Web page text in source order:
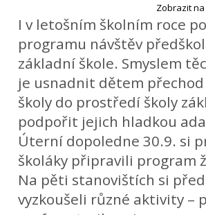
Zobrazit
I v letošním školním roce
programu návštěv
základní škole. Smyslem
je usnadnit dětem
školy do prostředí školy
podpořit jejich hladkou
Úterní dopoledne 30.9. si
školáky připravili program
Na pěti stanovištích si
vyzkoušeli různé aktivity –